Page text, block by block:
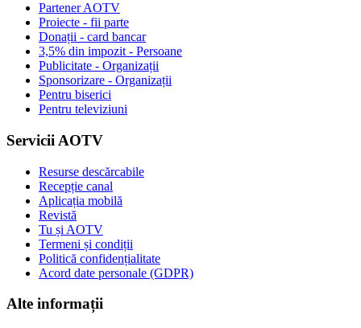
Partener AOTV
Proiecte - fii parte
Donații - card bancar
3,5% din impozit - Persoane
Publicitate - Organizații
Sponsorizare - Organizații
Pentru biserici
Pentru televiziuni
Servicii AOTV
Resurse descărcabile
Recepție canal
Aplicația mobilă
Revistă
Tu și AOTV
Termeni și condiții
Politică confidențialitate
Acord date personale (GDPR)
Alte informații